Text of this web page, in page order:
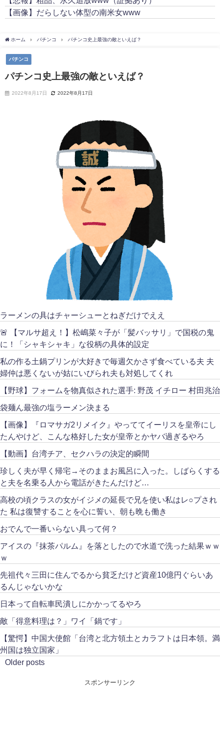
【画像】だらしない体型の南米女www
ホーム パチンコ パチンコ史上最強の敵といえば？
パチンコ
パチンコ史上最強の敵といえば？
2022年8月17日 2022年8月17日
ラーメンの具はチャーシューとねぎだけでええ
🚨 【マルサ超え！】松嶋菜々子が「髪バッサリ」で国税の鬼
に！「シャキシャキ」な役柄の具体的設定
私の作る土鍋プリンが大好きで毎週欠かさず食べている夫 夫
婦仲は悪くないが姑にいびられ夫も対処してくれ
【野球】フォームを物真似された選手: 野茂 イチロー 村田兆治
袋麺ん最強の塩ラーメン決まる
【画像】『ロマサガ2リメイク』やっててイーリスを皇帝にし
たんやけど、こんな格好した女が皇帝とかヤバ過ぎるやろ
【動画】台湾チア、セクハラの決定的瞬間
珍しく夫が早く帰宅→そのままお風呂に入った。しばらくする
と夫を名乗る人から電話がきたんだけど…
高校の頃クラスの女がイジメの延長で兄を使い私はレ○プされ
た 私は復讐することを心に誓い、朝も晩も働き
おでんで一番いらない具って何？
アイスの『抹茶パルム』を落としたので水道で洗った結果ｗｗ
ｗ
先祖代々三田に住んでるから貧乏だけど資産10億円ぐらいあ
るんじゃないかな
日本って自転車民潰しにかかってるやろ
敵「得意料理は？」ワイ「鍋です」
【驚愕】中国大使館「台湾と北方領土とカラフトは日本領。満
州国は独立国家」
Older posts
スポンサーリンク